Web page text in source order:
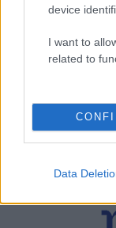
device
I want to
related to
Data